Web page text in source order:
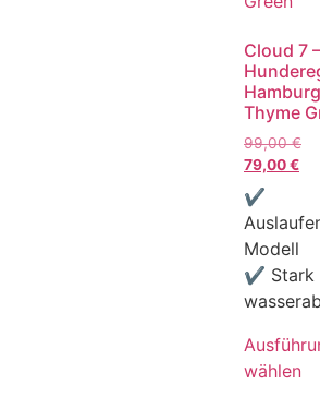
Cloud 7 –
Hamburg
Thyme
99,00€
79,00€
✔
Modell
✔ Stark
wählen